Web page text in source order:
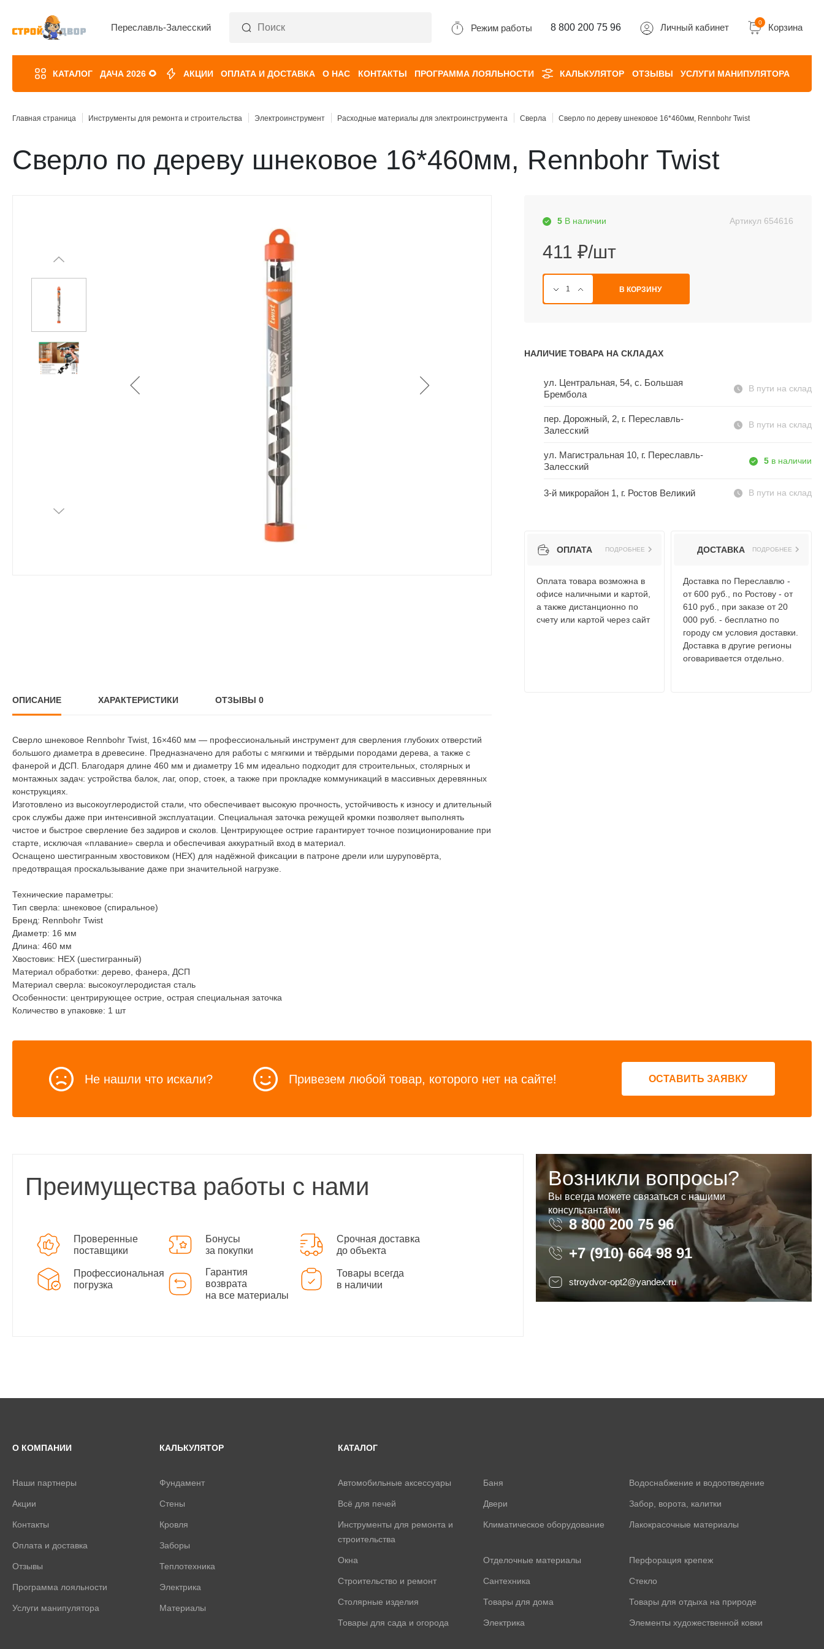
Переславль-Залесский Режим работы 8 800 200 75 96 Личный кабинет 0 Корзина
КАТАЛОГ ДАЧА 2026 🌻 АКЦИИ ОПЛАТА И ДОСТАВКА О НАС КОНТАКТЫ ПРОГРАММА ЛОЯЛЬНОСТИ КАЛЬКУЛЯТОР ОТЗЫВЫ УСЛУГИ МАНИПУЛЯТОРА
Главная страница Инструменты для ремонта и строительства Электроинструмент Расходные материалы для электроинструмента Сверла Сверло по дереву шнековое 16*460мм, Rennbohr Twist
Сверло по дереву шнековое 16*460мм, Rennbohr Twist
5 В наличии Артикул 654616
411 ₽/шт
В КОРЗИНУ
НАЛИЧИЕ ТОВАРА НА СКЛАДАХ
ул. Центральная, 54, c. Большая
Брембола
В пути на склад
пер. Дорожный, 2, г. Переславль-
Залесский
В пути на склад
ул. Магистральная 10, г. Переславль-
Залесский
5 в наличии
3-й микрорайон 1, г. Ростов Великий В пути на склад
ОПЛАТА ПОДРОБНЕЕ
Оплата товара возможна в
офисе наличными и картой,
а также дистанционно по
счету или картой через сайт
ДОСТАВКА ПОДРОБНЕЕ
Доставка по Переславлю -
от 600 руб., по Ростову - от
610 руб., при заказе от 20
000 руб. - бесплатно по
городу см условия доставки.
Доставка в другие регионы
оговаривается отдельно.
ОПИСАНИЕ ХАРАКТЕРИСТИКИ ОТЗЫВЫ 0
Сверло шнековое Rennbohr Twist, 16×460 мм — профессиональный инструмент для сверления глубоких отверстий
большого диаметра в древесине. Предназначено для работы с мягкими и твёрдыми породами дерева, а также с
фанерой и ДСП. Благодаря длине 460 мм и диаметру 16 мм идеально подходит для строительных, столярных и
монтажных задач: устройства балок, лаг, опор, стоек, а также при прокладке коммуникаций в массивных деревянных
конструкциях.
Изготовлено из высокоуглеродистой стали, что обеспечивает высокую прочность, устойчивость к износу и длительный
срок службы даже при интенсивной эксплуатации. Специальная заточка режущей кромки позволяет выполнять
чистое и быстрое сверление без задиров и сколов. Центрирующее острие гарантирует точное позиционирование при
старте, исключая «плавание» сверла и обеспечивая аккуратный вход в материал.
Оснащено шестигранным хвостовиком (HEX) для надёжной фиксации в патроне дрели или шуруповёрта,
предотвращая проскальзывание даже при значительной нагрузке.
Технические параметры:
Тип сверла: шнековое (спиральное)
Бренд: Rennbohr Twist
Диаметр: 16 мм
Длина: 460 мм
Хвостовик: HEX (шестигранный)
Материал обработки: дерево, фанера, ДСП
Материал сверла: высокоуглеродистая сталь
Особенности: центрирующее острие, острая специальная заточка
Количество в упаковке: 1 шт
Не нашли что искали? Привезем любой товар, которого нет на сайте! ОСТАВИТЬ ЗАЯВКУ
Преимущества работы с нами
Проверенные
поставщики
Бонусы
за покупки
Срочная доставка
до объекта
Профессиональная
погрузка
Гарантия
возврата
на все материалы
Товары всегда
в наличии
Возникли вопросы?
Вы всегда можете связаться с нашими
консультантами
8 800 200 75 96 8 800 200 75 96
+7 (910) 664 98 91
stroydvor-opt2@yandex.ru
О КОМПАНИИ
Наши партнеры
Акции
Контакты
Оплата и доставка
Отзывы
Программа лояльности
Услуги манипулятора
КАЛЬКУЛЯТОР
Фундамент
Стены
Кровля
Заборы
Теплотехника
Электрика
Материалы
КАТАЛОГ
Автомобильные аксессуары Баня Водоснабжение и водоотведение
Всё для печей Двери Забор, ворота, калитки
Инструменты для ремонта и
строительства
Климатическое оборудование Лакокрасочные материалы
Окна Отделочные материалы Перфорация крепеж
Строительство и ремонт Сантехника Стекло
Столярные изделия Товары для дома Товары для отдыха на природе
Товары для сада и огорода Электрика Элементы художественной ковки